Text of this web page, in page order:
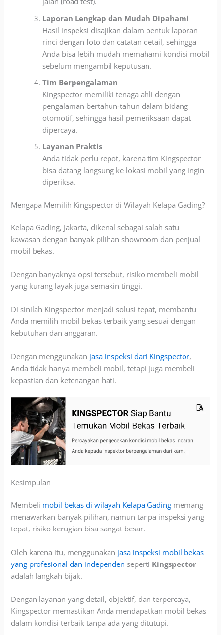
Laporan Lengkap dan Mudah Dipahami
Hasil inspeksi disajikan dalam bentuk laporan
rinci dengan foto dan catatan detail, sehingga
Anda bisa lebih mudah memahami kondisi mobil
sebelum mengambil keputusan.
Tim Berpengalaman
Kingspector memiliki tenaga ahli dengan
pengalaman bertahun-tahun dalam bidang
otomotif, sehingga hasil pemeriksaan dapat
dipercaya.
Layanan Praktis
Anda tidak perlu repot, karena tim Kingspector
bisa datang langsung ke lokasi mobil yang ingin
diperiksa.
Mengapa Memilih Kingspector di Wilayah Kelapa Gading?
Kelapa Gading, Jakarta, dikenal sebagai salah satu
kawasan dengan banyak pilihan showroom dan penjual
mobil bekas.
Dengan banyaknya opsi tersebut, risiko membeli mobil
yang kurang layak juga semakin tinggi.
Di sinilah Kingspector menjadi solusi tepat, membantu
Anda memilih mobil bekas terbaik yang sesuai dengan
kebutuhan dan anggaran.
Dengan menggunakan jasa inspeksi dari Kingspector,
Anda tidak hanya membeli mobil, tetapi juga membeli
kepastian dan ketenangan hati.
Kesimpulan
Membeli mobil bekas di wilayah Kelapa Gading memang
menawarkan banyak pilihan, namun tanpa inspeksi yang
tepat, risiko kerugian bisa sangat besar.
Oleh karena itu, menggunakan jasa inspeksi mobil bekas
yang profesional dan independen seperti Kingspector
adalah langkah bijak.
Dengan layanan yang detail, objektif, dan terpercaya,
Kingspector memastikan Anda mendapatkan mobil bekas
dalam kondisi terbaik tanpa ada yang ditutupi.